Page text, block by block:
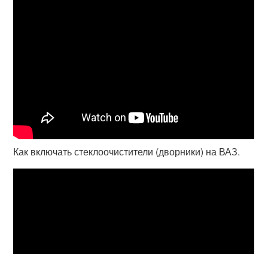
Как включать стеклоочистители (дворники) на ВАЗ.